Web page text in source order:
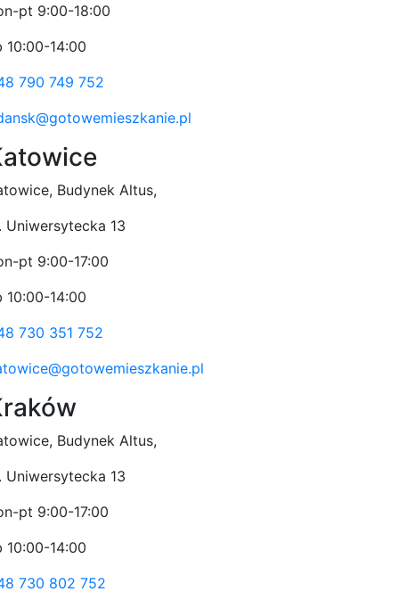
pt 9:00-18:00
10:00-14:00
790 749 752
Budynek Altus,
Uniwersytecka 13
pt 9:00-17:00
10:00-14:00
730 351 752
Budynek Altus,
Uniwersytecka 13
pt 9:00-17:00
10:00-14:00
730 802 752